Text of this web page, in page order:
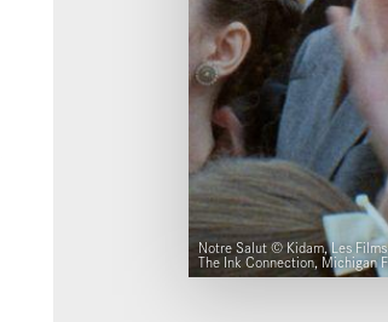
Notre Salut © Kidam, Les
The Ink Connection, Michigan